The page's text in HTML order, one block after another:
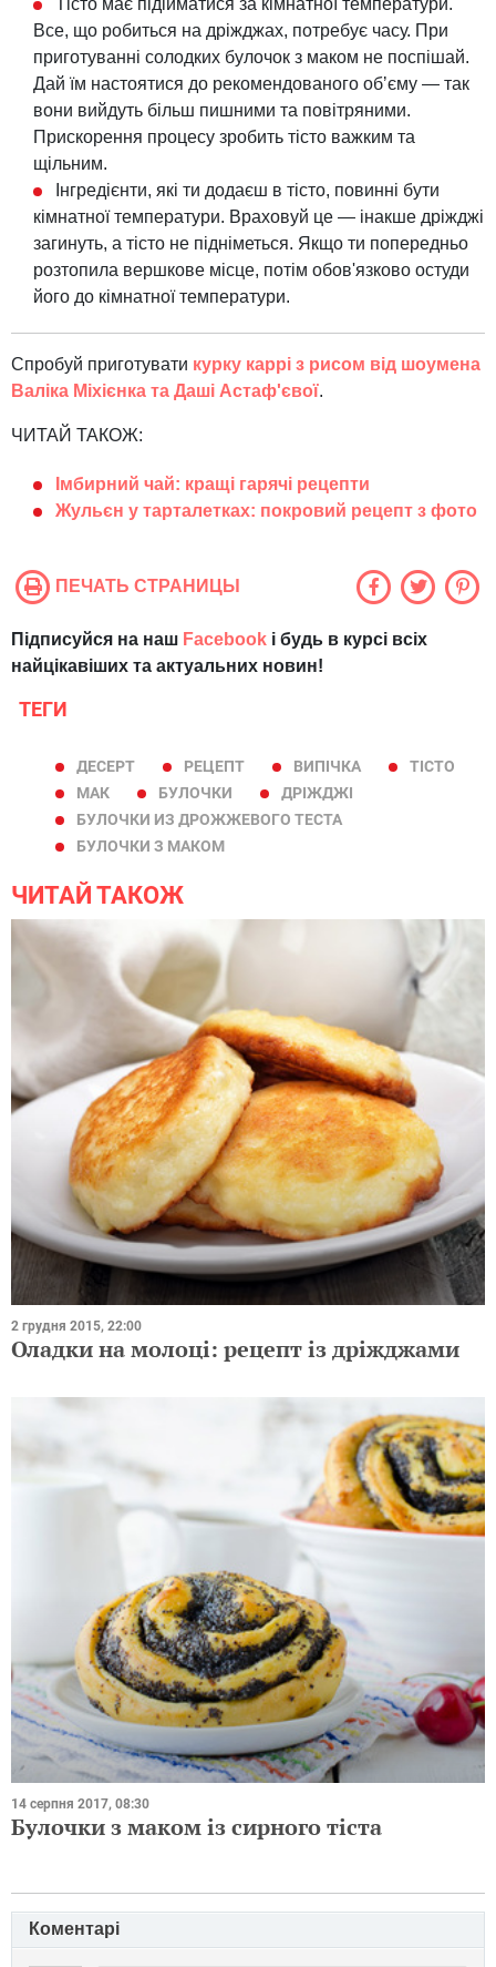
Тісто має підійматися за кімнатної температури.
Все, що робиться на дріжджах, потребує часу. При
приготуванні солодких булочок з маком не поспішай.
Дай їм настоятися до рекомендованого обʼєму — так
вони вийдуть більш пишними та повітряними.
Прискорення процесу зробить тісто важким та
щільним.
Інгредієнти, які ти додаєш в тісто, повинні бути
кімнатної температури. Враховуй це — інакше дріжджі
загинуть, а тісто не підніметься. Якщо ти попередньо
розтопила вершкове місце, потім обов'язково остуди
його до кімнатної температури.
Спробуй приготувати курку каррі з рисом від шоумена
Валіка Міхієнка та Даші Астаф'євої.
ЧИТАЙ ТАКОЖ:
Імбирний чай: кращі гарячі рецепти
Жульєн у тарталетках: покровий рецепт з фото
ПЕЧАТЬ СТРАНИЦЫ
Підписуйся на наш Facebook і будь в курсі всіх
найцікавіших та актуальних новин!
ТЕГИ
ДЕСЕРТ РЕЦЕПТ ВИПІЧКА
ТІСТО
МАК
БУЛОЧКИ
ДРІЖДЖІ
БУЛОЧКИ ИЗ ДРОЖЖЕВОГО ТЕСТА
БУЛОЧКИ З МАКОМ
ЧИТАЙ ТАКОЖ
2 грудня 2015, 22:00
Оладки на молоці: рецепт із дріжджами
14 серпня 2017, 08:30
Булочки з маком із сирного тіста
Коментарі